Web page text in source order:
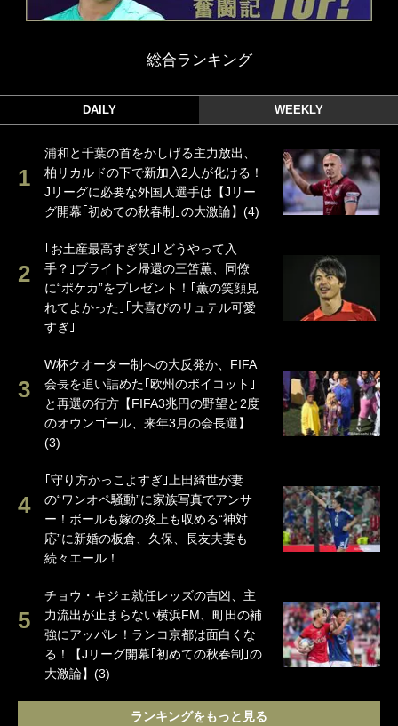
総合ランキング
DAILY WEEKLY
浦和と千葉の首をかしげる主力放出、
柏リカルドの下で新加入2人が化ける！
Jリーグに必要な外国人選手は【Jリー
グ開幕｢初めての秋春制｣の大激論】(4)
｢お土産最高すぎ笑｣｢どうやって入
手？｣ブライトン帰還の三笘薫、同僚
に“ポケカ”をプレゼント！｢薫の笑顔見
れてよかった｣｢大喜びのリュテル可愛
すぎ｣
W杯クオーター制への大反発か、FIFA
会長を追い詰めた｢欧州のボイコット｣
と再選の行方【FIFA3兆円の野望と2度
のオウンゴール、来年3月の会長選】
(3)
｢守り方かっこよすぎ｣上田綺世が妻
の“ワンオペ騒動”に家族写真でアンサ
ー！ボールも嫁の炎上も収める“神対
応”に新婚の板倉、久保、長友夫妻も
続々エール！
チョウ・キジェ就任レッズの吉凶、主
力流出が止まらない横浜FM、町田の補
強にアッパレ！ランコ京都は面白くな
る！【Jリーグ開幕｢初めての秋春制｣の
大激論】(3)
ランキングをもっと見る